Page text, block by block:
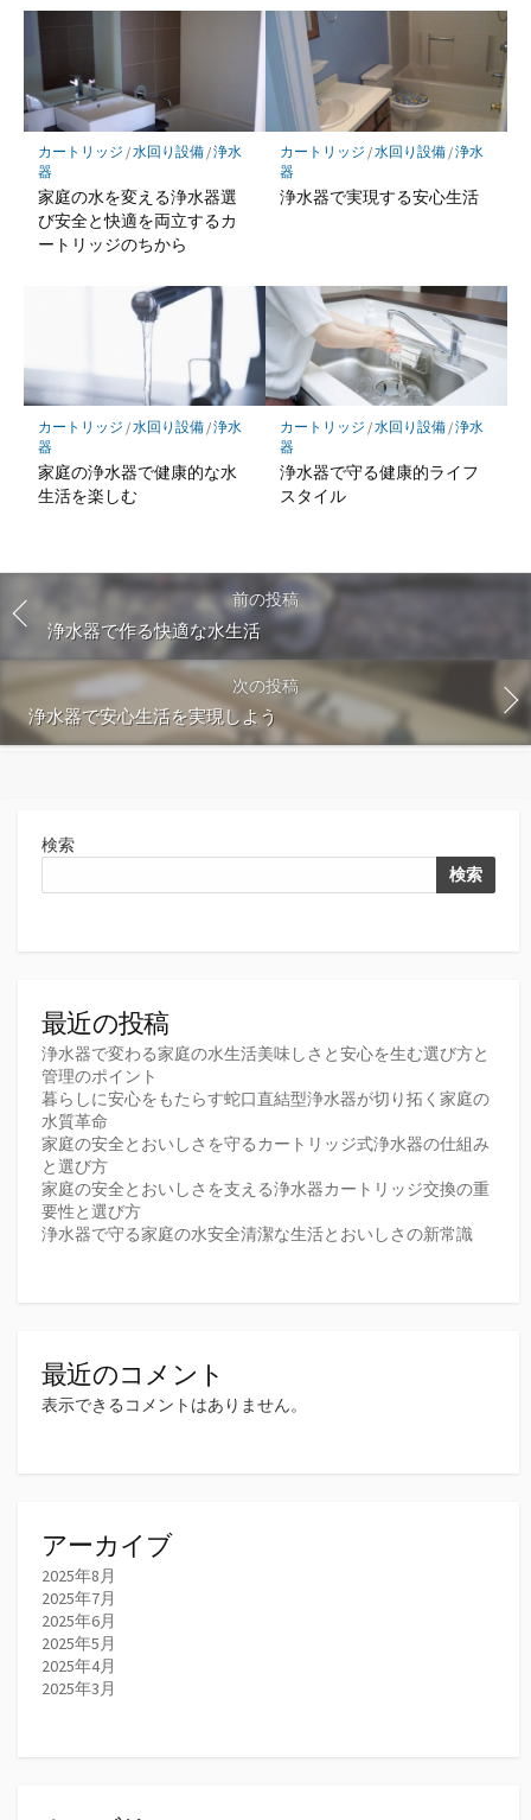
カートリッジ /水回り設備/浄水
器
家庭の水を変える浄水器選
び安全と快適を両立するカ
ートリッジのちから
カートリッジ /水回り設備/浄水
器
浄水器で実現する安心生活
カートリッジ /水回り設備/浄水
器
家庭の浄水器で健康的な水
生活を楽しむ
カートリッジ /水回り設備/浄水
器
浄水器で守る健康的ライフ
スタイル
前の投稿
浄水器で作る快適な水生活
次の投稿
浄水器で安心生活を実現しよう
検索
検索
最近の投稿
浄水器で変わる家庭の水生活美味しさと安心を生む選び方と
管理のポイント
暮らしに安心をもたらす蛇口直結型浄水器が切り拓く家庭の
水質革命
家庭の安全とおいしさを守るカートリッジ式浄水器の仕組み
と選び方
家庭の安全とおいしさを支える浄水器カートリッジ交換の重
要性と選び方
浄水器で守る家庭の水安全清潔な生活とおいしさの新常識
最近のコメント
表示できるコメントはありません。
アーカイブ
2025年8月
2025年7月
2025年6月
2025年5月
2025年4月
2025年3月